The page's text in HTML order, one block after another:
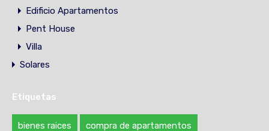
Edificio Apartamentos
Pent House
Villa
Solares
Etiquetas
bienes raices compra de apartamentos